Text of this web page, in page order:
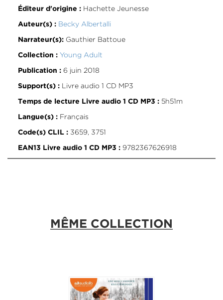
Éditeur d'origine :Hachette Jeunesse
Auteur(s) : Becky Albertalli
Narrateur(s):Gauthier Battoue
Collection : Young Adult
Publication :6 juin 2018
Support(s) :Livre audio 1 CD MP3
Temps de lecture Livre audio 1 CD MP3 :5h51m
Langue(s) :Français
Code(s) CLIL :3659, 3751
EAN13 Livre audio 1 CD MP3 :9782367626918
MÊME COLLECTION